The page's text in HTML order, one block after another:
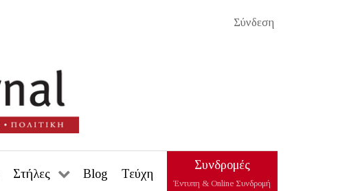
Σύνδεση
Στήλες Blog Τεύχη
Συνδρομές
Έντυπη & Online Συνδρομή